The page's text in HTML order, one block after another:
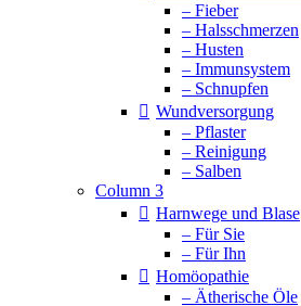
– Fieber
– Halsschmerzen
– Husten
– Immunsystem
– Schnupfen
Wundversorgung
– Pflaster
– Reinigung
– Salben
Column 3
Harnwege und Blase
– Für Sie
– Für Ihn
Homöopathie
– Ätherische Öle